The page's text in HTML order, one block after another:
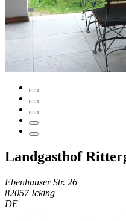
Landgasthof
Ebenhauser Str. 26
82057 Icking
DE